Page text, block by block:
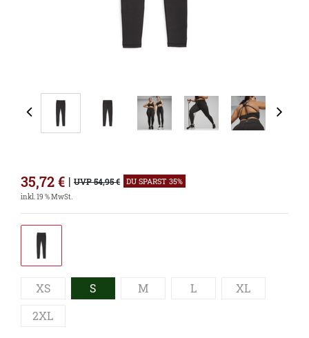
35,72€ | UVP 54,95 € DU SPARST 35%
inkl. 19 % MwSt.
XS S M L
XL
2XL